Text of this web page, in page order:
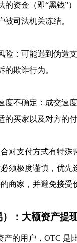
的资金（即“黑钱”
被司法机关冻结。
险 ：可能遇到伪造
的欺诈行为。
度不确定 ：成交速
的买家以及对方的付
合对支付方式有特殊
须极度谨慎，优先
商家，并避免接受
：大额资产提
产的用户，OTC 是